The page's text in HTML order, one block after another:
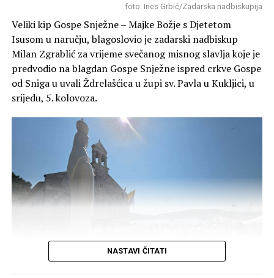
Članovi Lovačkog društva “Diana” redovito obilaze i
grade pojilišta za divljač u svojim lovištima (poput
Blatskog gaja, Novigrada, Škabrnje o ostalih lokacija)
kako bi životinjama osigurali svježu vodu tijekom ljetnih
suša i kako bi se zaštitilo njihovo stanište.
foto: Ines Grbić/Zadarska nadbiskupija
Veliki kip Gospe Snježne – Majke Božje s Djetetom
Isusom u naručju, blagoslovio je zadarski nadbiskup
Milan Zgrablić za vrijeme svečanog misnog slavlja koje je
predvodio na blagdan Gospe Snježne ispred crkve Gospe
od Sniga u uvali Ždrelašćica u župi sv. Pavla u Kukljici, u
srijedu, 5. kolovoza.
NASTAVI ČITATI